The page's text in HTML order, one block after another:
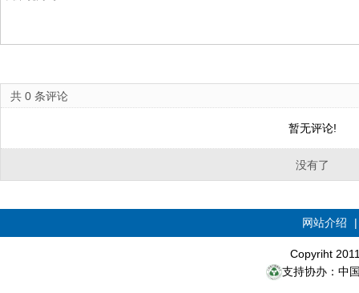
共 0 条评论
暂无评论!
没有了
网站介绍
Copyriht
支持协办：中